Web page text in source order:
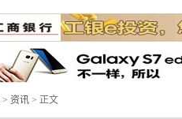
> 资讯 > 正文